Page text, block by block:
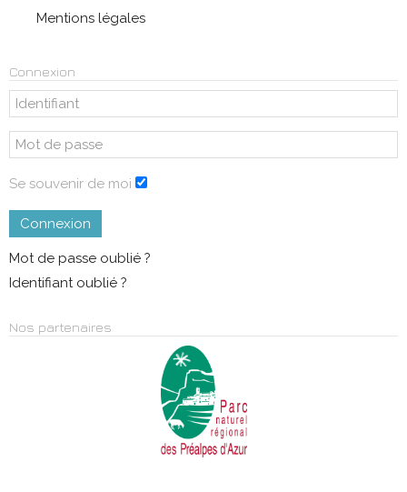
Mentions légales
Connexion
Se souvenir de moi
Connexion
Mot de passe oublié ?
Identifiant oublié ?
Nos partenaires